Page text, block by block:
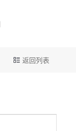
返回列表